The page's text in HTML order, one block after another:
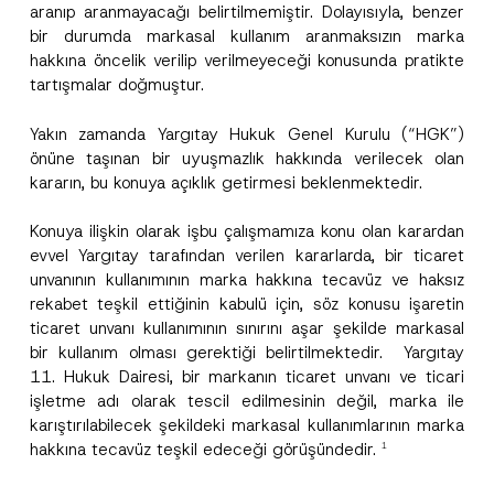
aranıp aranmayacağı belirtilmemiştir. Dolayısıyla, benzer
bir durumda markasal kullanım aranmaksızın marka
hakkına öncelik verilip verilmeyeceği konusunda pratikte
tartışmalar doğmuştur.
Yakın zamanda Yargıtay Hukuk Genel Kurulu (“HGK”)
önüne taşınan bir uyuşmazlık hakkında verilecek olan
kararın, bu konuya açıklık getirmesi beklenmektedir.
Konuya ilişkin olarak işbu çalışmamıza konu olan karardan
evvel Yargıtay tarafından verilen kararlarda, bir ticaret
unvanının kullanımının marka hakkına tecavüz ve haksız
rekabet teşkil ettiğinin kabulü için, söz konusu işaretin
ticaret unvanı kullanımının sınırını aşar şekilde markasal
bir kullanım olması gerektiği belirtilmektedir. Yargıtay
11. Hukuk Dairesi, bir markanın ticaret unvanı ve ticari
işletme adı olarak tescil edilmesinin değil, marka ile
karıştırılabilecek şekildeki markasal kullanımlarının marka
hakkına tecavüz teşkil edeceği görüşündedir. 1